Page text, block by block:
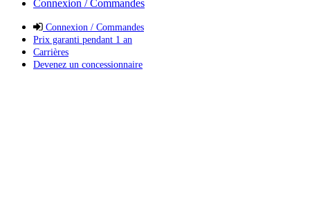
Connexion / Commandes
Connexion / Commandes
Prix garanti pendant 1 an
Carrières
Devenez un concessionnaire